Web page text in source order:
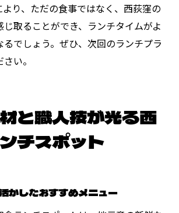
り、ただの食事ではなく、西荻窪の
取ることができ、ランチタイムがよ
るでしょう。ぜひ、次回のランチプラ
い。
と職人技が光る西
チスポット
かしたおすすめメニュー